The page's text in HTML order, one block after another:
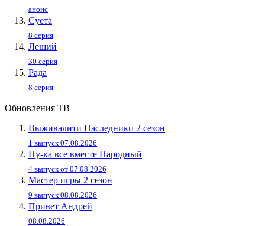
анонс
Суета
8 серия
Леший
30 серия
Рада
8 серия
Обновления ТВ
Выживалити Наследники 2 сезон
1 выпуск 07.08.2026
Ну-ка все вместе Народный
4 выпуск от 07.08.2026
Мастер игры 2 сезон
9 выпуск 08.08.2026
Привет Андpей
08.08.2026